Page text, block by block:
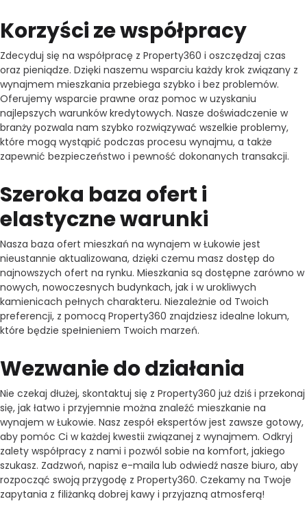
Korzyści ze współpracy
Zdecyduj się na współpracę z Property360 i oszczędzaj czas
oraz pieniądze. Dzięki naszemu wsparciu każdy krok związany z
wynajmem mieszkania przebiega szybko i bez problemów.
Oferujemy wsparcie prawne oraz pomoc w uzyskaniu
najlepszych warunków kredytowych. Nasze doświadczenie w
branży pozwala nam szybko rozwiązywać wszelkie problemy,
które mogą wystąpić podczas procesu wynajmu, a także
zapewnić bezpieczeństwo i pewność dokonanych transakcji.
Szeroka baza ofert i
elastyczne warunki
Nasza baza ofert mieszkań na wynajem w Łukowie jest
nieustannie aktualizowana, dzięki czemu masz dostęp do
najnowszych ofert na rynku. Mieszkania są dostępne zarówno w
nowych, nowoczesnych budynkach, jak i w urokliwych
kamienicach pełnych charakteru. Niezależnie od Twoich
preferencji, z pomocą Property360 znajdziesz idealne lokum,
które będzie spełnieniem Twoich marzeń.
Wezwanie do działania
Nie czekaj dłużej, skontaktuj się z Property360 już dziś i przekonaj
się, jak łatwo i przyjemnie można znaleźć mieszkanie na
wynajem w Łukowie. Nasz zespół ekspertów jest zawsze gotowy,
aby pomóc Ci w każdej kwestii związanej z wynajmem. Odkryj
zalety współpracy z nami i pozwól sobie na komfort, jakiego
szukasz. Zadzwoń, napisz e-maila lub odwiedź nasze biuro, aby
rozpocząć swoją przygodę z Property360. Czekamy na Twoje
zapytania z filiżanką dobrej kawy i przyjazną atmosferą!